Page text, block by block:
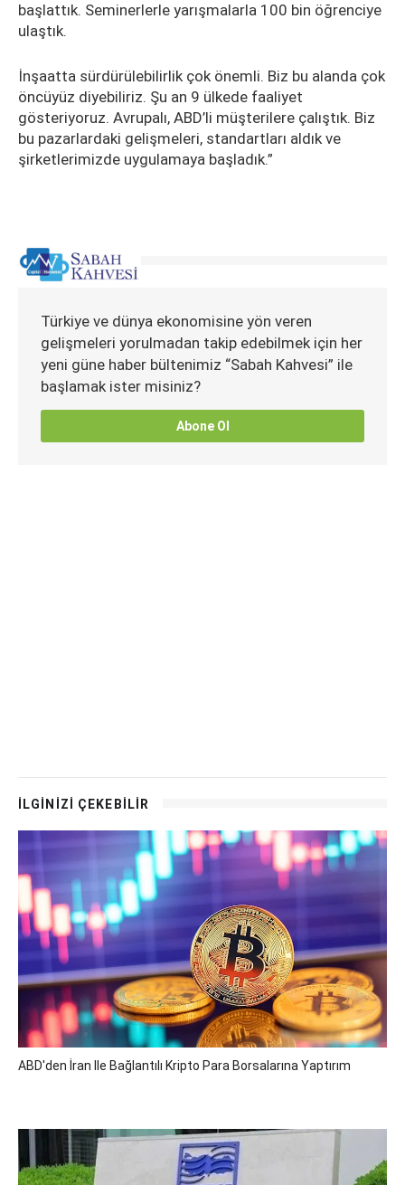
başlattık. Seminerlerle yarışmalarla 100 bin öğrenciye
ulaştık.
İnşaatta sürdürülebilirlik çok önemli. Biz bu alanda çok
öncüyüz diyebiliriz. Şu an 9 ülkede faaliyet
gösteriyoruz. Avrupalı, ABD’li müşterilere çalıştık. Biz
bu pazarlardaki gelişmeleri, standartları aldık ve
şirketlerimizde uygulamaya başladık.”
Türkiye ve dünya ekonomisine yön veren
gelişmeleri yorulmadan takip edebilmek için her
yeni güne haber bültenimiz “Sabah Kahvesi” ile
başlamak ister misiniz?
Abone Ol
İLGİNİZİ ÇEKEBİLİR
ABD'den İran Ile Bağlantılı Kripto Para Borsalarına Yaptırım